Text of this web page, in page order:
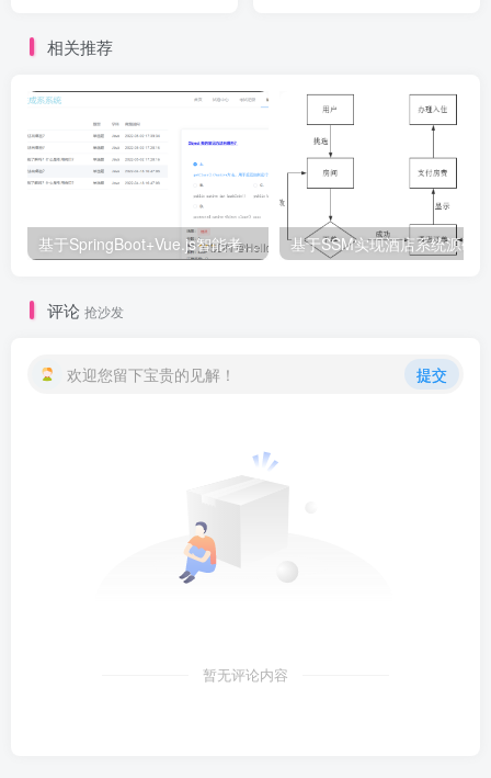
相关推荐
基于SpringBoot+Vue.js智能考试系统(源码+文档+视频+包运行)
评论 抢沙发
欢迎您留下宝贵的见解！ 提交
暂无评论内容